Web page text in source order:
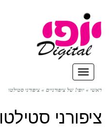
תפריט
ראשי » יופי! של ציפורניים » ציפורני סטילטו
ציפורני סטילטו